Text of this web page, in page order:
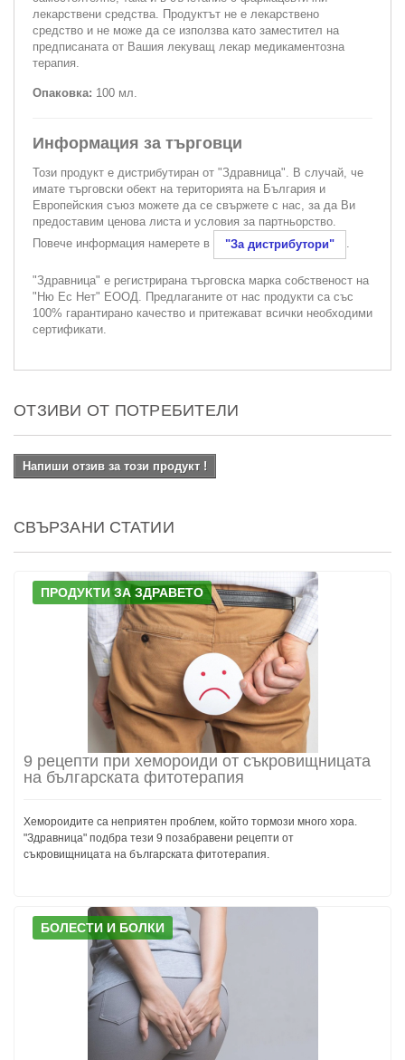
лекарствени средства. Продуктът не е лекарствено
средство и не може да се използва като заместител на
предписаната от Вашия лекуващ лекар медикаментозна
терапия.
Опаковка: 100 мл.
Информация за търговци
Този продукт е дистрибутиран от "Здравница". В случай, че
имате търговски обект на територията на България и
Европейския съюз можете да се свържете с нас, за да Ви
предоставим ценова листа и условия за партньорство.
Повече информация намерете в
"За дистрибутори" .
"Здравница" е регистрирана търговска марка собственост на
"Ню Ес Нет" ЕООД. Предлаганите от нас продукти са със
100% гарантирано качество и притежават всички необходими
сертификати.
ОТЗИВИ ОТ ПОТРЕБИТЕЛИ
Напиши отзив за този продукт !
СВЪРЗАНИ СТАТИИ
ПРОДУКТИ ЗА ЗДРАВЕТО
9 рецепти при хемороиди от съкровищницата
на българската фитотерапия
Хемороидите са неприятен проблем, който тормози много хора.
"Здравница" подбра тези 9 позабравени рецепти от
съкровищницата на българската фитотерапия.
БОЛЕСТИ И БОЛКИ